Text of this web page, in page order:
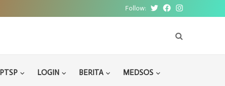
Follow: TwitterFacebookInstagram
PTSP LOGIN BERITA MEDSOS